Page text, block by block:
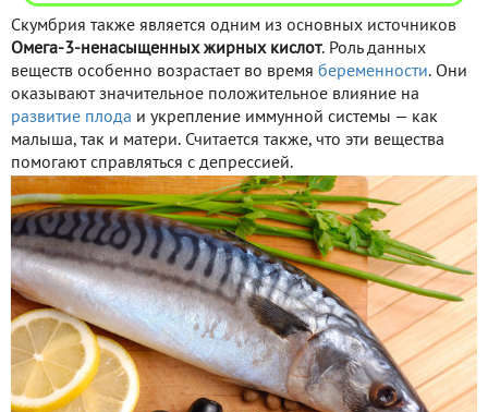
Скумбрия также является одним из основных источников
Омега-3-ненасыщенных жирных кислот. Роль данных
веществ особенно возрастает во время беременности. Они
оказывают значительное положительное влияние на
развитие плода и укрепление иммунной системы — как
малыша, так и матери. Считается также, что эти вещества
помогают справляться с депрессией.